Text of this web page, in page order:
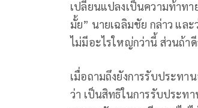
เปลี่ยนแปลงเป็นความท้าท
มั้ย” นายเฉลิมชัย กล่าว แล
ไม่มีอะไรใหญ่กว่านี้ ส่วนถ้า
เมื่อถามถึงยังการรับประทา
ว่า เป็นสิทธิในการรับประท